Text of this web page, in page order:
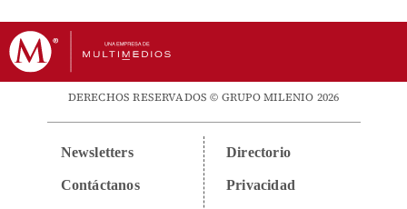
DERECHOS RESERVADOS © GRUPO MILENIO 2026
Newsletters
Contáctanos
Directorio
Privacidad